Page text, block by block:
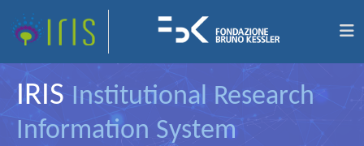
IRIS Institutional Research
Information System